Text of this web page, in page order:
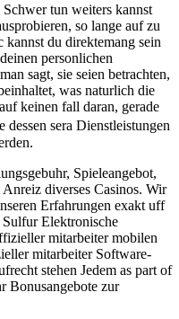
tun weiters kannst
so lange auf zu
du direktemang sein
personlichen
sagt, sie seien betrachten,
was naturlich die
keinen fall daran, gerade
sera Dienstleistungen
Spieleangebot,
diverses Casinos. Wir
Erfahrungen exakt uff
Elektronische
mitarbeiter mobilen
mitarbeiter Software-
stehen Jedem as part of
Bonusangebote zur